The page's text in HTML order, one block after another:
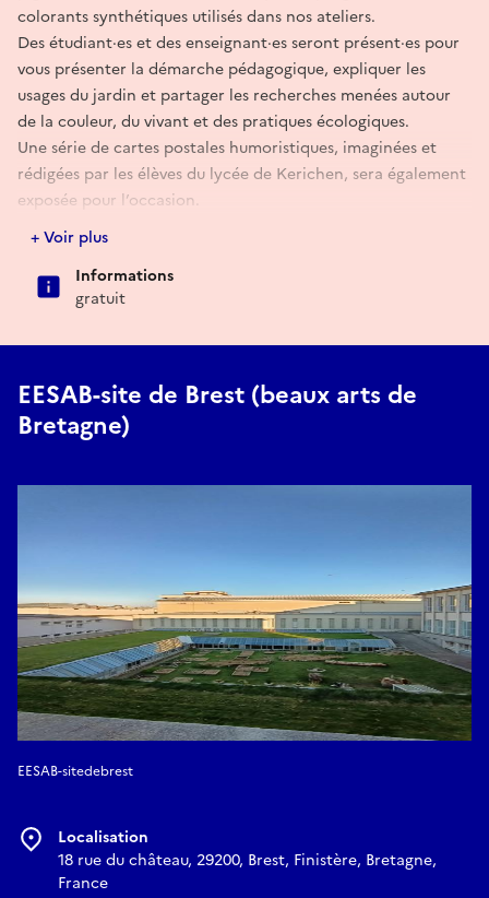
colorants synthétiques utilisés dans nos ateliers.
Des étudiant·es et des enseignant·es seront présent·es pour
vous présenter la démarche pédagogique, expliquer les
usages du jardin et partager les recherches menées autour
de la couleur, du vivant et des pratiques écologiques.
Une série de cartes postales humoristiques, imaginées et
rédigées par les élèves du lycée de Kerichen, sera également
exposée pour l’occasion.
Rendez-vous aux jardins 2026 - EESAB
+ Voir plus
Informations
gratuit
EESAB-site de Brest (beaux arts de
Bretagne)
EESAB-sitedebrest
Localisation
18 rue du château, 29200, Brest, Finistère, Bretagne,
France